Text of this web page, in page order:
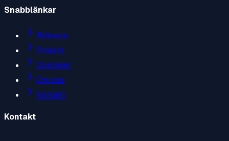
Snabblänkar
Räknare
Projekt
Domäner
Om oss
Kontakt
Kontakt